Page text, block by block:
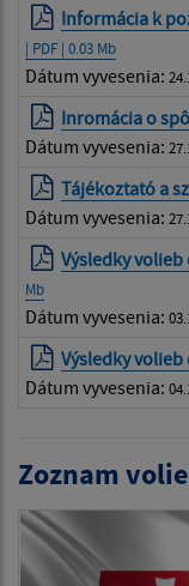
Informácia k
| PDF | 0.03 Mb
Dátum vyvesenia:
Inromácia o
Dátum vyvesenia:
Tájékoztató a
Dátum vyvesenia:
Výsledky
Mb
Dátum vyvesenia:
Výsledky volieb
Dátum vyvesenia:
Zoznam